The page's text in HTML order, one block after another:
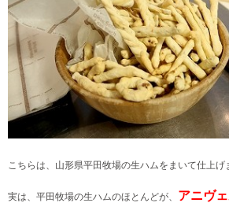
こちらは、山形県平田牧場の生ハムをまいて仕上げ
実は、平田牧場の生ハムのほとんどが、 アニヴ